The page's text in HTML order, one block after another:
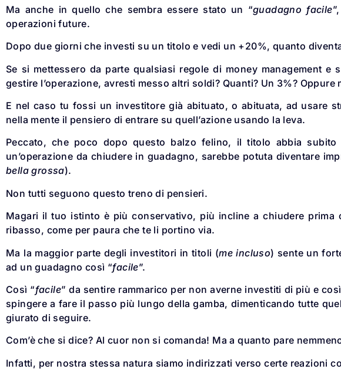
Ma anche in quello che sembra essere stato un “guadagno facile
operazioni future.
Dopo due giorni che investi su un titolo e vedi un +20%, quanto
Se si mettessero da parte qualsiasi regole di money management e
gestire l’operazione, avresti messo altri soldi? Quanti? Un 3%? Oppure
E nel caso tu fossi un investitore già abituato, o abituata, ad usare
nella mente il pensiero di entrare su quell’azione usando la leva.
Peccato, che poco dopo questo balzo felino, il titolo abbia
un’operazione da chiudere in guadagno, sarebbe potuta diventare
bella grossa).
Non tutti seguono questo treno di pensieri.
Magari il tuo istinto è più conservativo, più incline a chiudere prima
ribasso, come per paura che te li portino via.
Ma la maggior parte degli investitori in titoli (me incluso) sente un
ad un guadagno così “facile”.
Così “facile” da sentire rammarico per non averne investiti di più e
spingere a fare il passo più lungo della gamba, dimenticando tutte
giurato di seguire.
Com’è che si dice? Al cuor non si comanda! Ma a quanto pare
Infatti, per nostra stessa natura siamo indirizzati verso certe reazioni